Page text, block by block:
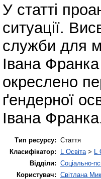
У статті
ситуації.
служби для
Івана Франка
окреслено
ґендерної
Івана
Тип ресурсу: Стаття
Класифікатор:
L Освіта > L
Відділи: Соціально-
Користувач: Світлана